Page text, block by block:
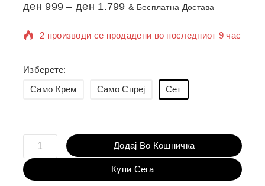
ден 999 – ден 1.799 & Бесплатна Достава
2 производи се продадени во последниот 9 час
во кошничка
Изберете:
Само Крем
Само Спреј Сет
Додај Во Кошничка
Купи Сега